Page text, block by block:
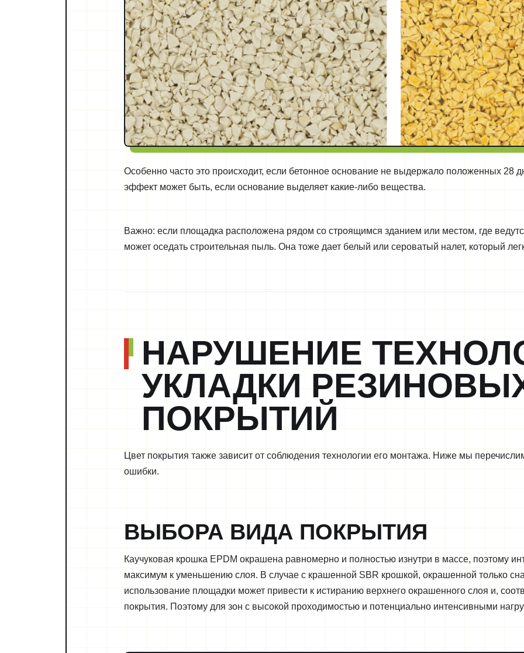
Особенно часто это происходит, если бетонное основание не выдержало положенных 28
эффект может быть, если основание выделяет какие-либо вещества.
Важно: если площадка расположена рядом со строящимся зданием или местом, где
может оседать строительная пыль. Она тоже дает белый или сероватый налет, который
НАРУШЕНИЕ
УКЛАДКИ
ПОКРЫТИЙ
Цвет покрытия также зависит от соблюдения технологии его монтажа. Ниже мы
ошибки.
ВЫБОРА ВИДА ПОКРЫТИЯ
Каучуковая крошка EPDM окрашена равномерно и полностью изнутри в массе, поэтому
максимум к уменьшению слоя. В случае с крашенной SBR крошкой, окрашенной только
использование площадки может привести к истиранию верхнего окрашенного слоя и,
покрытия. Поэтому для зон с высокой проходимостью и потенциально интенсивными